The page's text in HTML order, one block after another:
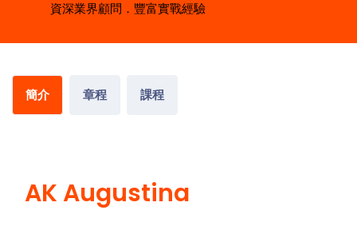
⁠資深業界顧問．豐富實戰經驗
簡介 章程 課程
AK Augustina